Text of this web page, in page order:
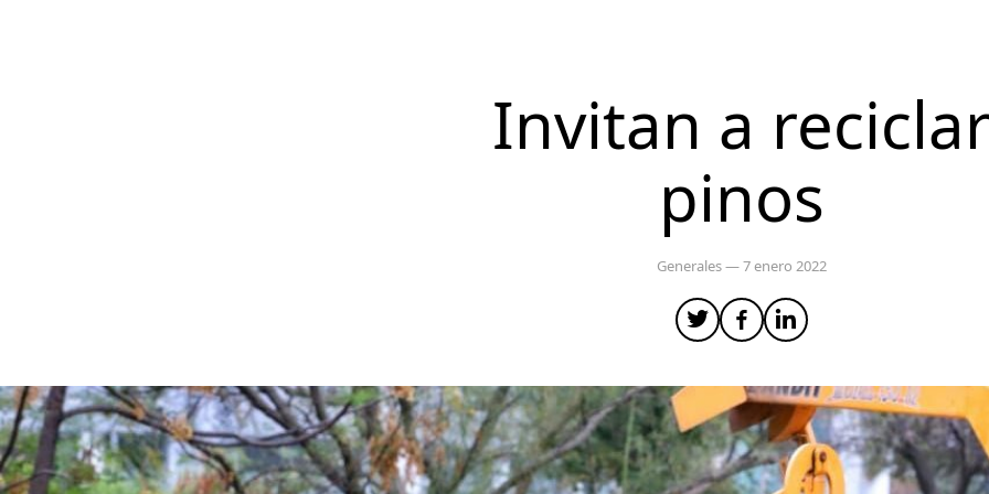
Invitan a
pinos
Generales— 7 enero 2022